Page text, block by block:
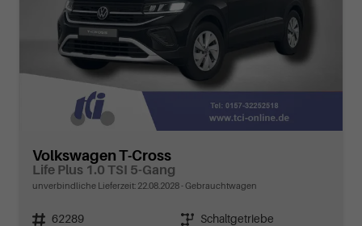
Volkswagen T-Cross
Life Plus 1.0 TSI 5-Gang
unverbindliche Lieferzeit: 22.08.2028 Gebrauchtwagen
Fahrzeugnr. 62289 Getriebe Schaltgetriebe